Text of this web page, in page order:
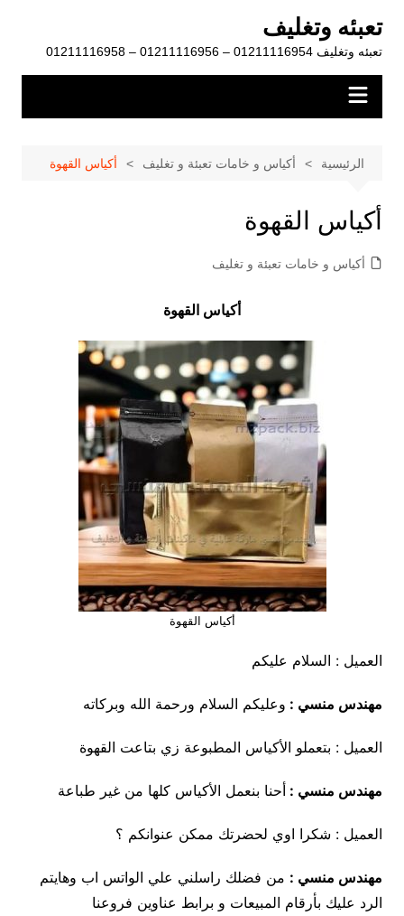
المحتوى
تعبئه وتغليف
تعبئه وتغليف 01211116954 – 01211116956 – 01211116958
الرئيسية أكياس و خامات تعبئة و تغليف أكياس القهوة
أكياس القهوة
أكياس و خامات تعبئة و تغليف
أكياس القهوة
أكياس القهوة
العميل : السلام عليكم
مهندس منسي : وعليكم السلام ورحمة الله وبركاته
العميل : بتعملو الأكياس المطبوعة زي بتاعت القهوة
مهندس منسي : أحنا بنعمل الأكياس كلها من غير طباعة
العميل : شكرا اوي لحضرتك ممكن عنوانكم ؟
مهندس منسي : من فضلك راسلني علي الواتس اب وهايتم
الرد عليك بأرقام المبيعات و برابط عناوين فروعنا